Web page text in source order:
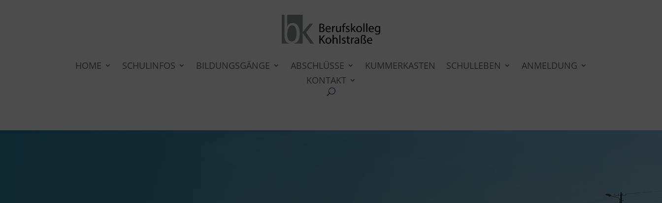
HOME SCHULINFOS BILDUNGSGÄNGE ABSCHLÜSSE KUMMERKASTEN SCHULLEBEN
ANMELDUNG
KONTAKT